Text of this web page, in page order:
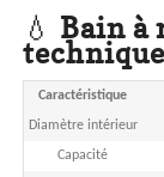
💧 Bain à
technique
Caractéristique
Diamètre intérieur
Capacité